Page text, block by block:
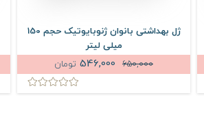
ژل بهداشتی بانوان ژنوبایوتیک حجم 150
میلی لیتر
650,000
تومان